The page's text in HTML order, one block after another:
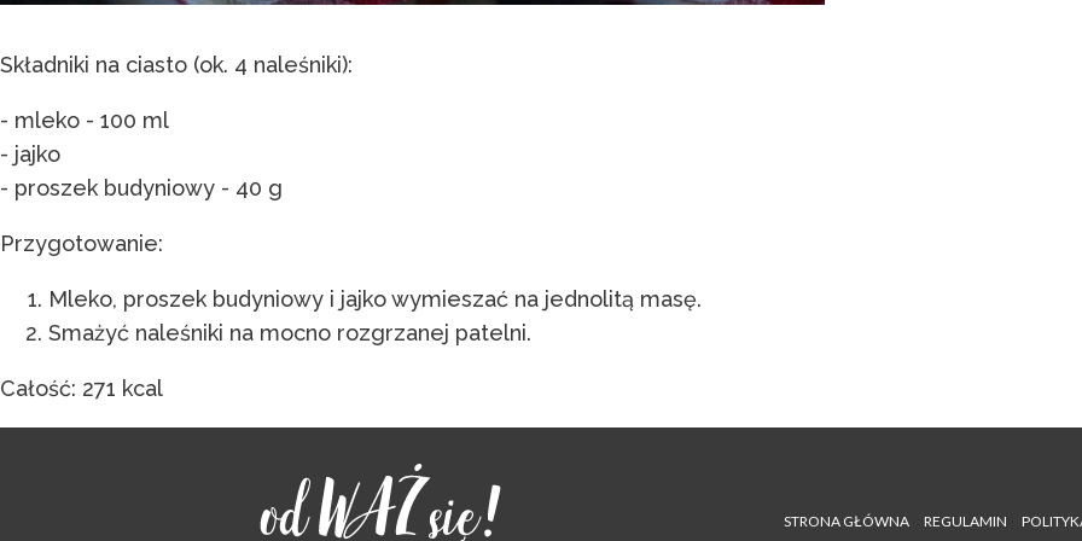
Składniki na ciasto (ok. 4 naleśniki):
- mleko - 100 ml
- jajko
- proszek budyniowy - 40 g
Przygotowanie:
Mleko, proszek budyniowy i jajko wymieszać na jednolitą masę.
Smażyć naleśniki na mocno rozgrzanej patelni.
Całość: 271 kcal
STRONA GŁÓWNA REGULAMIN